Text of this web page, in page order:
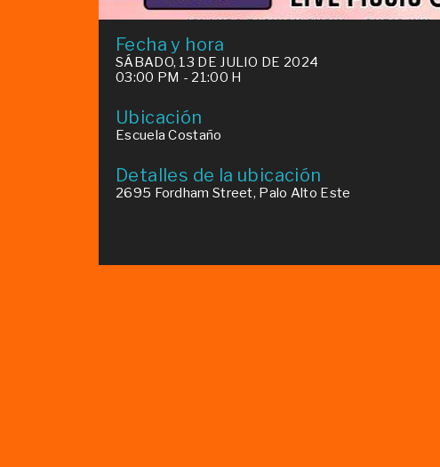
Fecha y hora
SÁBADO, 13 DE JULIO DE 2024
03:00 PM - 21:00 H
Ubicación
Escuela Costaño
Detalles de la ubicación
2695 Fordham Street, Palo Alto Este